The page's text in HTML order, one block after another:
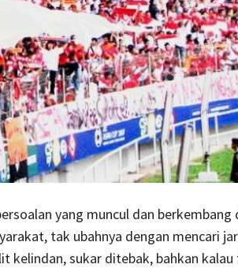
yang muncul dan berkembang
tak ubahnya dengan mencari
kelindan, sukar ditebak, bahkan